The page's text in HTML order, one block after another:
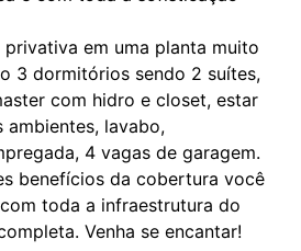
privativa em uma planta muito
3 dormitórios sendo 2 suítes,
com hidro e closet, estar
ambientes, lavabo,
4 vagas de garagem.
benefícios da cobertura você
toda a infraestrutura do